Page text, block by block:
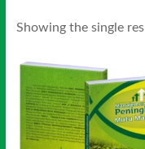
Showing the single